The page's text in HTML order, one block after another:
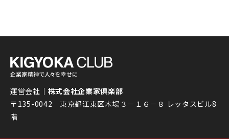
運営会社｜ 株式会社企業家倶楽部
〒135-0042 東京都江東区木場３－１６－８ レッタスビル8
階